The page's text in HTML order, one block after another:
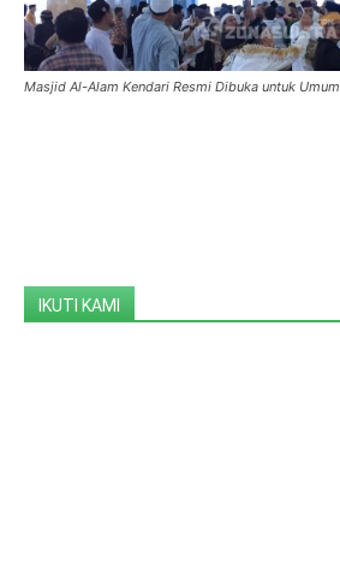
Masjid Al-Alam Kendari Resmi Dibuka untuk Umum
IKUTI KAMI